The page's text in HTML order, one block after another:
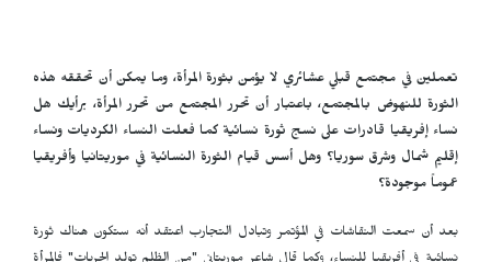
تعملين في مجتمع قبلي عشائري لا يؤمن بثورة المرأة، وما يمكن أن تحققه هذه
الثورة للنهوض بالمجتمع، باعتبار أن تحرر المجتمع من تحرر المرأة، برأيك هل
نساء إفريقيا قادرات على نسج ثورة نسائية كما فعلت النساء الكرديات ونساء
إقليم شمال وشرق سوريا؟ وهل أسس قيام الثورة النسائية في موريتانيا وأفريقيا
عموماً موجودة؟
بعد أن سمعت النقاشات في المؤتمر وتبادل التجارب اعتقد أنه ستكون هناك ثورة